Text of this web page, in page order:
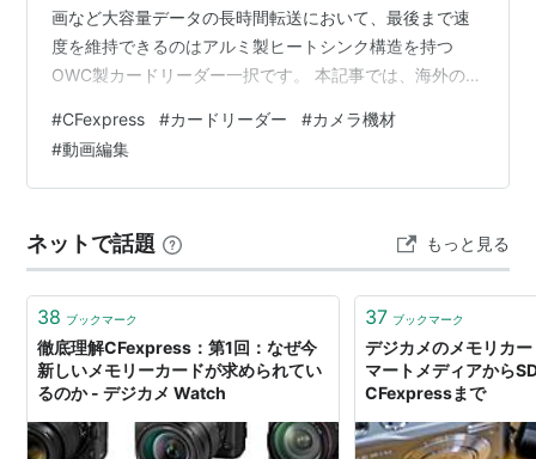
画など大容量データの長時間転送において、最後まで速
度を維持できるのはアルミ製ヒートシンク構造を持つ
OWC製カードリーダー一択です。 本記事では、海外の検
いデータ転送でも絶対に落ちないカードリーダーの選び
方と結論を断言します。 1. なぜCFexpress Type Bカード
リーダーは「熱暴走」するのか？ スペック表には最大転
るのは発熱によるサーマルスロットリング（速度低下）
や接…
#CFexpress #カードリーダー #カメラ機材
#動画編集
ネットで話題 もっと見る
38 ブックマーク
徹底理解CFexpress：第1回：なぜ今
新しいメモリーカードが求められてい
るのか - デジカメ Watch
37 ブックマーク
デジカメのメモリカ
マートメディアから
CFexpressまで